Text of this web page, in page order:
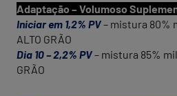
Adaptação – Volumoso
Iniciar em 1,2% PV– mistura 80%
ALTO GRÃO
Dia 10 – 2,2% PV– mistura 85%
GRÃO